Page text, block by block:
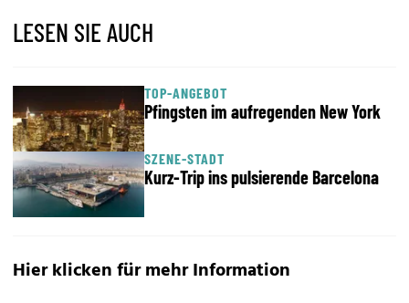
LESEN SIE AUCH
TOP-ANGEBOT
Pfingsten im aufregenden New York
SZENE-STADT
Kurz-Trip ins pulsierende Barcelona
Hier klicken für mehr Information